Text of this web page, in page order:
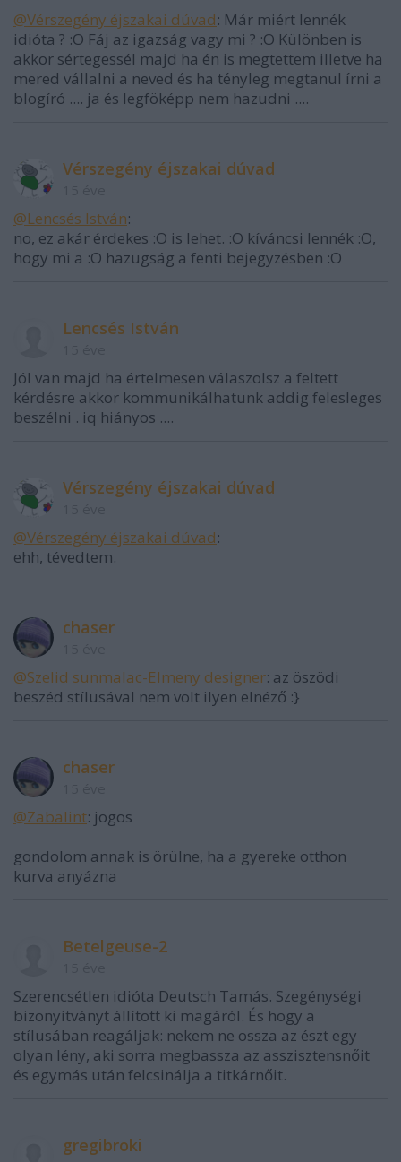
@Vérszegény éjszakai dúvad: Már miért lennék
idióta ? :O Fáj az igazság vagy mi ? :O Különben is
akkor sértegessél majd ha én is megtettem illetve ha
mered vállalni a neved és ha tényleg megtanul írni a
blogíró .... ja és legföképp nem hazudni ....
Vérszegény éjszakai dúvad
@Lencsés István:
no, ez akár érdekes :O is lehet. :O kíváncsi lennék :O,
hogy mi a :O hazugság a fenti bejegyzésben :O
Lencsés István
Jól van majd ha értelmesen válaszolsz a feltett
kérdésre akkor kommunikálhatunk addig felesleges
beszélni . iq hiányos ....
Vérszegény éjszakai dúvad
@Vérszegény éjszakai dúvad:
ehh, tévedtem.
chaser
@Szelid sunmalac-Elmeny designer: az öszödi
beszéd stílusával nem volt ilyen elnéző :}
chaser
@Zabalint: jogos
gondolom annak is örülne, ha a gyereke otthon
kurva anyázna
Betelgeuse-2
Szerencsétlen idióta Deutsch Tamás. Szegénységi
bizonyítványt állított ki magáról. És hogy a
stílusában reagáljak: nekem ne ossza az észt egy
olyan lény, aki sorra megbassza az asszisztensnőit
és egymás után felcsinálja a titkárnőit.
gregibroki